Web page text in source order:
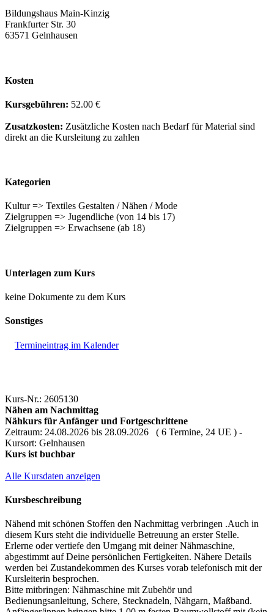
Bildungshaus Main-Kinzig
Frankfurter Str. 30
63571 Gelnhausen
Kosten
Kursgebühren: 52.00 €
Zusatzkosten: Zusätzliche Kosten nach Bedarf für Material sind
direkt an die Kursleitung zu zahlen
Kategorien
Kultur => Textiles Gestalten / Nähen / Mode
Zielgruppen => Jugendliche (von 14 bis 17)
Zielgruppen => Erwachsene (ab 18)
Unterlagen zum Kurs
keine Dokumente zu dem Kurs
Sonstiges
Termineintrag im Kalender
Kurs-Nr.: 2605130
Nähen am Nachmittag
Nähkurs für Anfänger und Fortgeschrittene
Zeitraum: 24.08.2026 bis 28.09.2026 ( 6 Termine, 24 UE ) -
Kursort: Gelnhausen
Kurs ist buchbar
Alle Kursdaten anzeigen
Kursbeschreibung
Nähend mit schönen Stoffen den Nachmittag verbringen .Auch in
diesem Kurs steht die individuelle Betreuung an erster Stelle.
Erlerne oder vertiefe den Umgang mit deiner Nähmaschine,
abgestimmt auf Deine persönlichen Fertigkeiten. Nähere Details
werden bei Zustandekommen des Kurses vorab telefonisch mit der
Kursleiterin besprochen.
Bitte mitbringen: Nähmaschine mit Zubehör und
Bedienungsanleitung, Schere, Stecknadeln, Nähgarn, Maßband.